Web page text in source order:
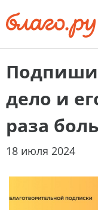
дело и
раза
18 июля 2024